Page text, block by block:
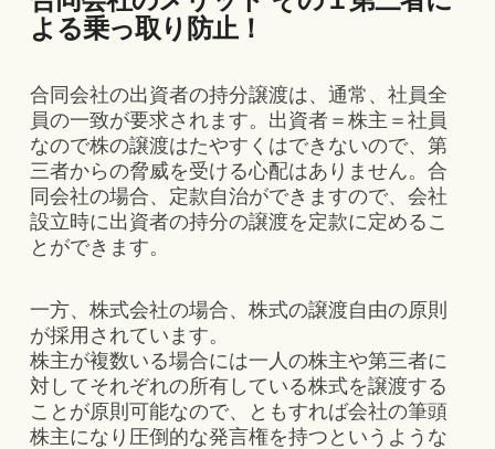
よる乗っ取り防止！
合同会社の出資者の持分譲渡は、通常、社員全
員の一致が要求されます。出資者＝株主＝社員
なので株の譲渡はたやすくはできないので、第
三者からの脅威を受ける心配はありません。合
同会社の場合、定款自治ができますので、会社
設立時に出資者の持分の譲渡を定款に定めるこ
とができます。
一方、株式会社の場合、株式の譲渡自由の原則
が採用されています。
株主が複数いる場合には一人の株主や第三者に
対してそれぞれの所有している株式を譲渡する
ことが原則可能なので、ともすれば会社の筆頭
株主になり圧倒的な発言権を持つというような